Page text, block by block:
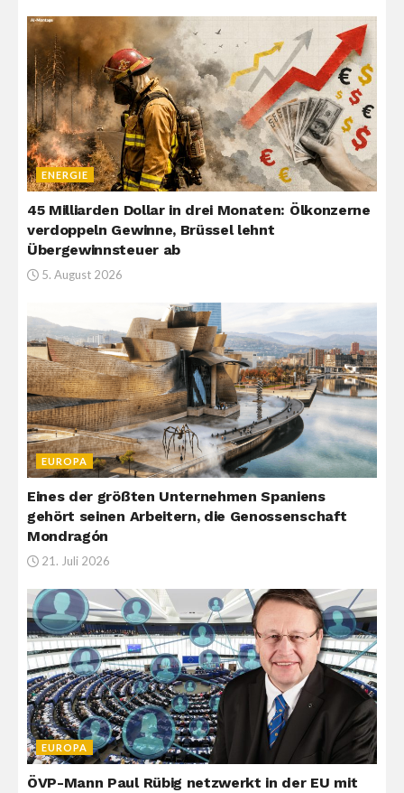
ENERGIE
45 Milliarden Dollar in drei Monaten: Ölkonzerne
verdoppeln Gewinne, Brüssel lehnt
Übergewinnsteuer ab
5. August 2026
EUROPA
Eines der größten Unternehmen Spaniens
gehört seinen Arbeitern, die Genossenschaft
Mondragón
21. Juli 2026
EUROPA
ÖVP-Mann Paul Rübig netzwerkt in der EU mit